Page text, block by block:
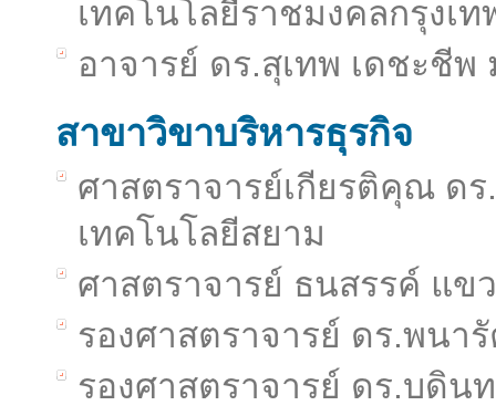
เทคโนโลยีราชมงคลกรุงเท
อาจารย์ ดร.สุเทพ เดชะชี
สาขาวิขาบริหารธุรกิจ
ศาสตราจารย์เกียรติคุณ ดร
เทคโนโลยีสยาม
ศาสตราจารย์ ธนสรรค์ แ
รองศาสตราจารย์ ดร.พน
รองศาสตราจารย์ ดร.บดิน